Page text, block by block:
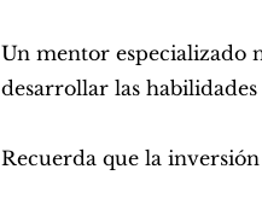
Un mentor especializado
desarrollar las
Recuerda que la